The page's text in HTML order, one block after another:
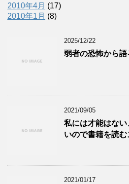
2010年4月 (17)
2010年1月 (8)
2025/12/22
弱者の恐怖から
2021/09/05
私には才能はな
いので書籍を読
2021/01/17